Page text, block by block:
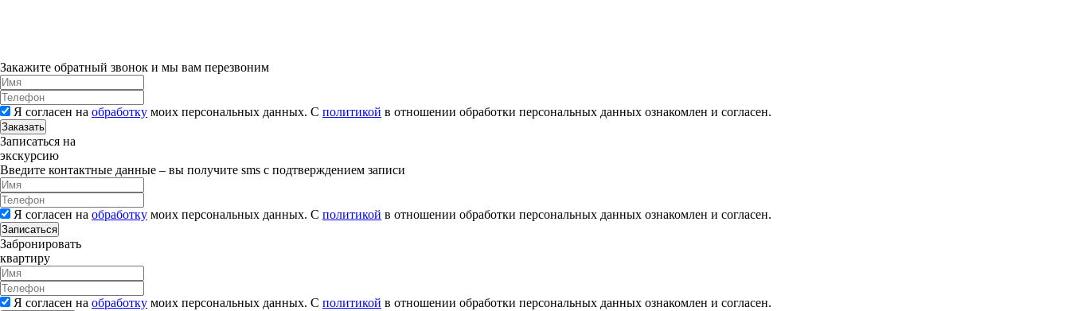
Закажите обратный звонок и мы вам перезвоним
Я согласен на обработку моих персональных данных. С политикой в отношении обработки персональных данных ознакомлен и согласен.
Заказать
Записаться на
экскурсию
Введите контактные данные – вы получите sms с подтверждением записи
Я согласен на обработку моих персональных данных. С политикой в отношении обработки персональных данных ознакомлен и согласен.
Записаться
Забронировать
квартиру
Я согласен на обработку моих персональных данных. С политикой в отношении обработки персональных данных ознакомлен и согласен.